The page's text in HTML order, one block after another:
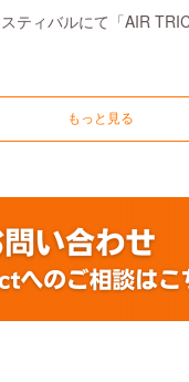
ティバルにて「AIR
もっと見る